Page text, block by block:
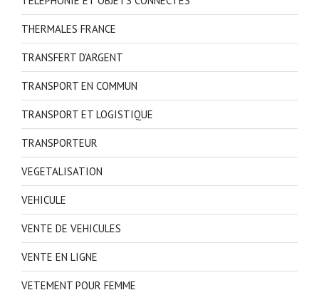
THERMALES FRANCE
TRANSFERT D'ARGENT
TRANSPORT EN COMMUN
TRANSPORT ET LOGISTIQUE
TRANSPORTEUR
VEGETALISATION
VEHICULE
VENTE DE VEHICULES
VENTE EN LIGNE
VETEMENT POUR FEMME